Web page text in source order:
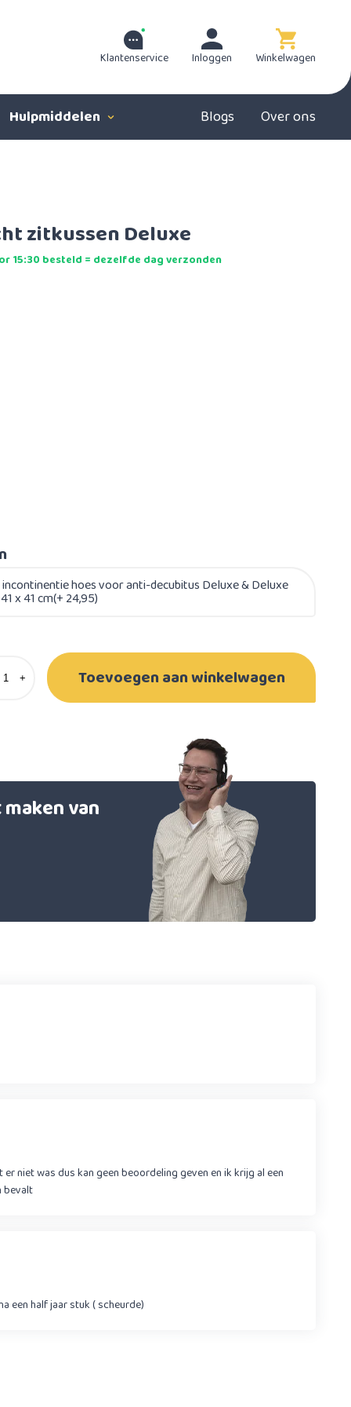
Klantenservice Inloggen Winkelwagen
Hulpmiddelen Blogs Over ons
zitkussen Deluxe
15:30 besteld = dezelfde dag verzonden
hoes voor anti-decubitus Deluxe & Deluxe
x 41 cm(+ 24,95)
+ Toevoegen aan winkelwagen
van
niet was dus kan geen beoordeling geven en ik krijg al een
bevalt
een half jaar stuk ( scheurde)